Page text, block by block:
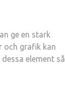
ge en stark
och grafik kan
element så